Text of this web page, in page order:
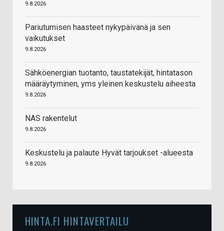
9.8.2026
Pariutumisen haasteet nykypäivänä ja sen
vaikutukset
9.8.2026
Sähköenergian tuotanto, taustatekijät, hintatason
määräytyminen, yms yleinen keskustelu aiheesta
9.8.2026
NAS rakentelut
9.8.2026
Keskustelu ja palaute Hyvät tarjoukset -alueesta
9.8.2026
HINTA.FI HINTAVERTAILU